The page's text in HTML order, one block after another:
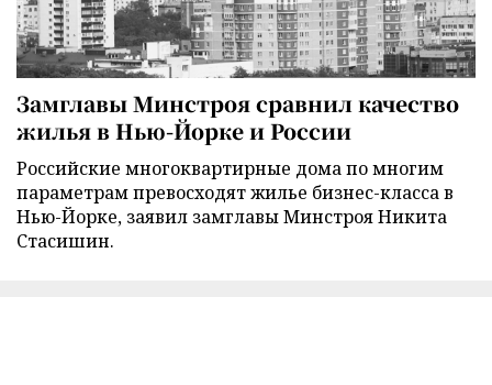
Замглавы Минстроя сравнил качество
жилья в Нью-Йорке и России
Российские многоквартирные дома по многим
параметрам превосходят жилье бизнес-класса в
Нью-Йорке, заявил замглавы Минстроя Никита
Стасишин.